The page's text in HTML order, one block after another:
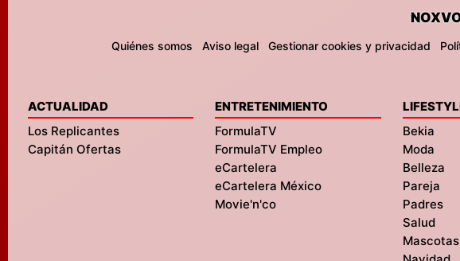
Quiénes somos Aviso legal Gestionar cookies y privacidad
ACTUALIDAD
Los Replicantes
Capitán Ofertas
ENTRETENIMIENTO
FormulaTV
FormulaTV Empleo
eCartelera
eCartelera México
Movie'n'co
Bekia
Moda
Belleza
Pareja
Padres
Salud
Mascotas